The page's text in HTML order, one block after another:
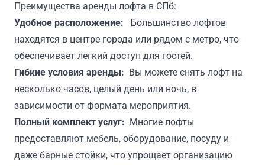
Преимущества аренды лофта в СПб:
Удобное расположение:
Большинство лофтов
находятся в центре города или рядом с метро, что
обеспечивает легкий доступ для гостей.
Гибкие условия аренды: Вы можете снять лофт на
несколько часов, целый день или ночь, в
зависимости от формата мероприятия.
Полный комплект услуг: Многие лофты
предоставляют мебель, оборудование, посуду и
даже барные стойки, что упрощает организацию